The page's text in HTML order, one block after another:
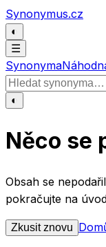
Přeskočit na obsah
Synonymus.cz
◐
☰
Synonyma
Hledat slovo
◐
Něco se
Obsah se
pokračujte na
Zkusit znovu